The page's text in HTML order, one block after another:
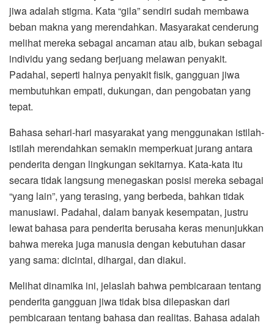
jiwa adalah stigma. Kata “gila” sendiri sudah membawa
beban makna yang merendahkan. Masyarakat cenderung
melihat mereka sebagai ancaman atau aib, bukan sebagai
individu yang sedang berjuang melawan penyakit.
Padahal, seperti halnya penyakit fisik, gangguan jiwa
membutuhkan empati, dukungan, dan pengobatan yang
tepat.
Bahasa sehari-hari masyarakat yang menggunakan istilah-
istilah merendahkan semakin memperkuat jurang antara
penderita dengan lingkungan sekitarnya. Kata-kata itu
secara tidak langsung menegaskan posisi mereka sebagai
“yang lain”, yang terasing, yang berbeda, bahkan tidak
manusiawi. Padahal, dalam banyak kesempatan, justru
lewat bahasa para penderita berusaha keras menunjukkan
bahwa mereka juga manusia dengan kebutuhan dasar
yang sama: dicintai, dihargai, dan diakui.
Melihat dinamika ini, jelaslah bahwa pembicaraan tentang
penderita gangguan jiwa tidak bisa dilepaskan dari
pembicaraan tentang bahasa dan realitas. Bahasa adalah